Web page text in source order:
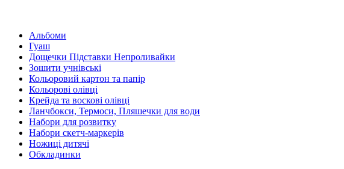
Альбоми
Гуаш
Дощечки Підставки Непроливайки
Зошити учнівські
Кольоровий картон та папір
Кольорові олівці
Крейда та воскові олівці
Ланчбокси, Термоси, Пляшечки для води
Набори для розвитку
Набори скетч-маркерів
Ножиці дитячі
Обкладинки